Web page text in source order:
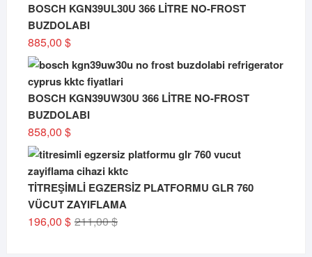
BOSCH KGN39UL30U 366 LİTRE NO-FROST
BUZDOLABI
885,00 $
BOSCH KGN39UW30U 366 LİTRE NO-FROST
BUZDOLABI
858,00 $
TİTREŞİMLİ EGZERSİZ PLATFORMU GLR 760
VÜCUT ZAYIFLAMA
211,00$Orijinal
196,00 $
Şu